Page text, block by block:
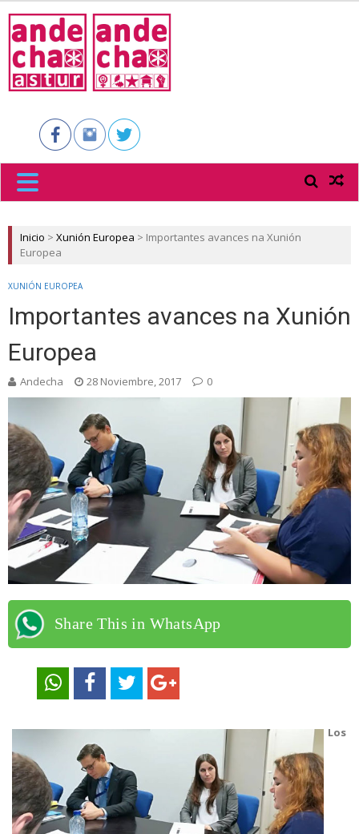
ASTUR
Inicio > Xunión Europea > Importantes avances na Xunión
Europea
XUNIÓN EUROPEA
Importantes avances na Xunión
Europea
Andecha 28 Noviembre, 2017 0
Share This in WhatsApp
Los